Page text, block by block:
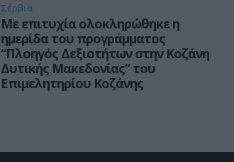
Σέρβια
Με επιτυχία ολοκληρώθηκε η
ημερίδα του προγράμματος
“Πλοηγός Δεξιοτήτων στην Κοζάνη
Δυτικής Μακεδονίας” του
Επιμελητηρίου Κοζάνης